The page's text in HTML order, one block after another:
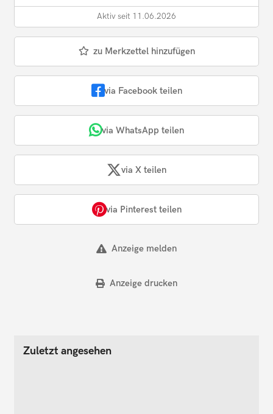
Aktiv seit 11.06.2026
zu Merkzettel hinzufügen
via Facebook teilen
via WhatsApp teilen
via X teilen
via Pinterest teilen
Anzeige melden
Anzeige drucken
Zuletzt angesehen